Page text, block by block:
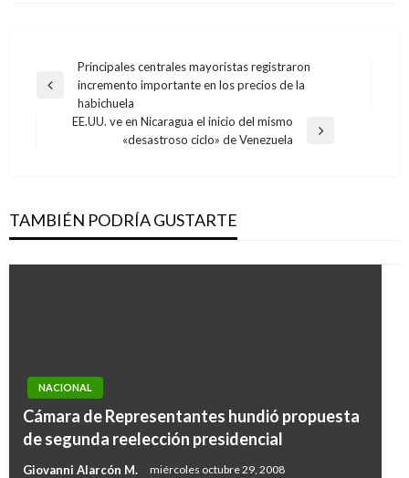
Navegación
de
entradas
Entrada
anterior
Principales centrales mayoristas registraron
incremento importante en los precios de la
habichuela
EE.UU. ve en Nicaragua el inicio del mismo
«desastroso ciclo» de Venezuela
TAMBIÉN PODRÍA GUSTARTE
NACIONAL
Cámara de Representantes hundió propuesta
de segunda reelección presidencial
Giovanni Alarcón M. miércoles octubre 29, 2008
POLÍTICA
Posesionado Director de la Agencia
Presidencial de Cooperación Internacional de